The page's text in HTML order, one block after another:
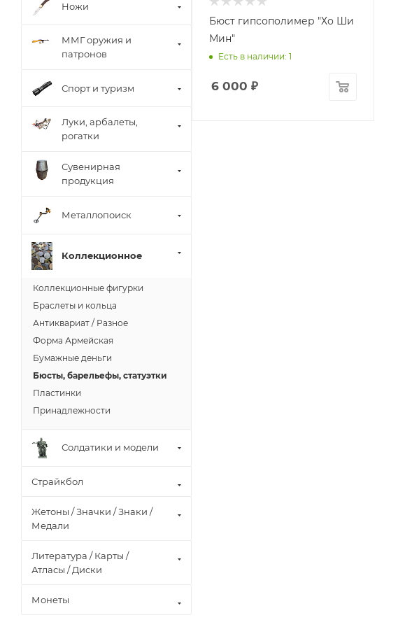
Бюст гипсополимер "Хо Ши
Мин"
Есть в наличии: 1
6 000 ₽
Ножи
ММГ оружия и
патронов
Спорт и туризм
Луки, арбалеты,
рогатки
Сувенирная
продукция
Металлопоиск
Коллекционное
Коллекционные фигурки
Браслеты и кольца
Антиквариат / Разное
Форма Армейская
Бумажные деньги
Бюсты, барельефы, статуэтки
Пластинки
Принадлежности
Солдатики и модели
Страйкбол
Жетоны / Значки / Знаки /
Медали
Литература / Карты /
Атласы / Диски
Монеты